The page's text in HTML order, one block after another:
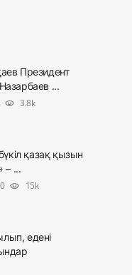
Президент
...
visibility 3.8k
қазақ қызын
– ...
0 visibility 15k
едені